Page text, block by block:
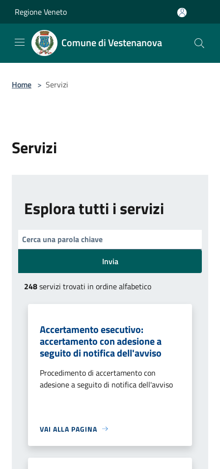
Regione Veneto
Comune di Vestenanova
Home > Servizi
Servizi
Esplora tutti i servizi
Invia
248servizi trovati in ordine alfabetico
Accertamento esecutivo:
accertamento con adesione a
seguito di notifica dell'avviso
Procedimento di accertamento con
adesione a seguito di notifica dell'avviso
VAI ALLA PAGINA